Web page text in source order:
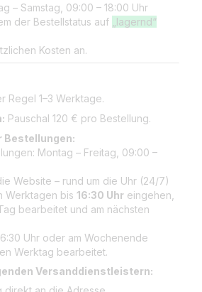
– Samstag, 09:00 – 18:00 Uhr
der Bestellstatus auf
„lagernd“
Kosten an.
Regel 1–3 Werktage.
Pauschal 120 € pro Bestellung.
Bestellungen:
Montag – Freitag, 09:00 –
Website – rund um die Uhr (24/7)
Werktagen bis 16:30 Uhr eingehen,
bearbeitet und am nächsten
Uhr oder am Wochenende
Werktag bearbeitet.
Versanddienstleistern: